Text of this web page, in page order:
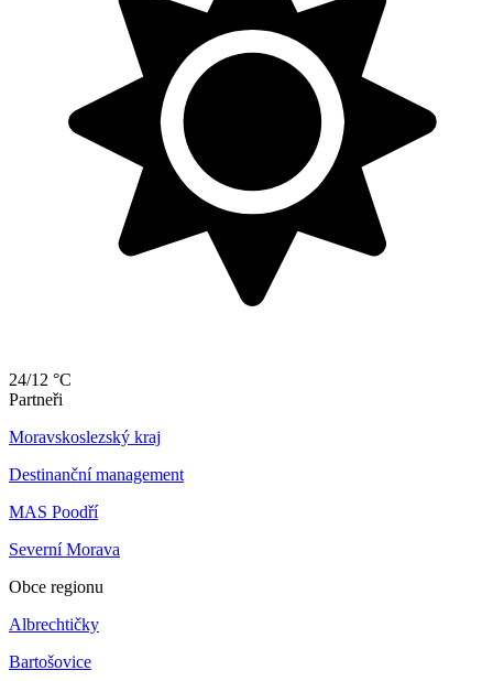
24/12 °C
Partneři
Moravskoslezský kraj
Destinanční management
MAS Poodří
Severní Morava
Obce regionu
Albrechtičky
Bartošovice